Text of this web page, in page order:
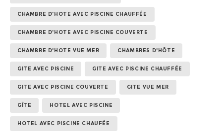
CHAMBRE D'HOTE AVEC PISCINE CHAUFFÉE
CHAMBRE D'HOTE AVEC PISCINE COUVERTE
CHAMBRE D'HOTE VUE MER CHAMBRES D'HÔTE
GITE AVEC PISCINE GITE AVEC PISCINE CHAUFFÉE
GITE AVEC PISCINE COUVERTE GITE VUE MER
GÎTE HOTEL AVEC PISCINE
HOTEL AVEC PISCINE CHAUFÉE